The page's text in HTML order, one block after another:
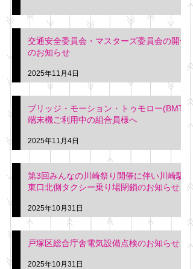
交通安全委員会・マスターズ委員会の開催
のお知らせ
2025年11月4日
ブリッジ・モーション・トゥモロー(BMT)
端末機ご利用中の組合員様へ
2025年11月4日
第3回みんなの川崎祭り開催に伴い川崎駅
東口北側タクシー乗り場閉鎖のお知らせ
2025年10月31日
戸塚区総合庁舎電気設備点検のお知らせ
2025年10月31日